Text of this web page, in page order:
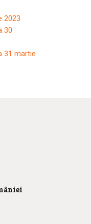
2023
30
31 martie